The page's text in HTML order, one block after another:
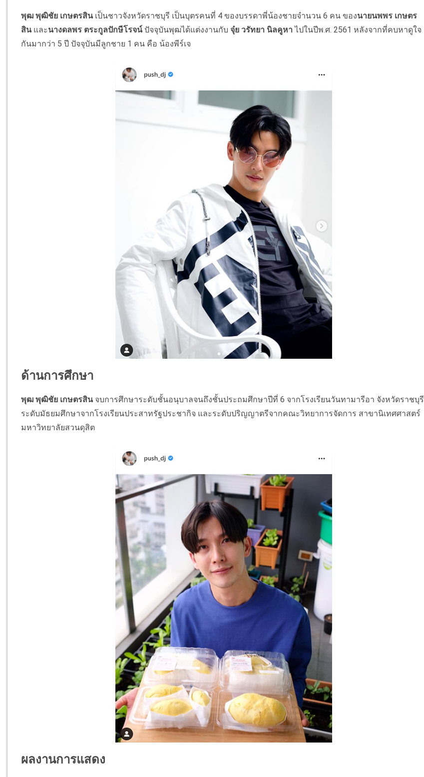
พุฒ พุฒิชัย เกษตรสินเป็นชาวจังหวัดราชบุรี เป็นบุตรคนที่ 4 ของบรรดาพี่น้องชายจำนวน 6 คน ของนายนพพร เกษตร
สินและนางดลพร ตระกูลปักษีโรจน์ปัจจุบันพุฒได้แต่งงานกับจุ๋ย วรัทยา นิลคูหา ไปในปีพ.ศ. 2561 หลังจากที่คบหาดูใจ
กันมากว่า 5 ปี ปัจจุบันมีลูกชาย 1 คน คือ น้องพีร์เจ
ด้านการศึกษา
พุฒ พุฒิชัย เกษตรสินจบการศึกษาระดับชั้นอนุบาลจนถึงชั้นประถมศึกษาปีที่ 6 จากโรงเรียนวันทามารีอา จังหวัดราชบุรี
ระดับมัธยมศึกษาจากโรงเรียนประสาทรัฐประชากิจ และระดับปริญญาตรีจากคณะวิทยาการจัดการ สาขานิเทศศาสตร์
มหาวิทยาลัยสวนดุสิต
ผลงานการแสดง